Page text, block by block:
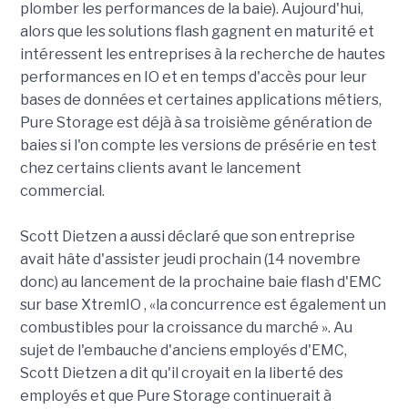
plomber les performances de la baie). Aujourd'hui,
alors que les solutions flash gagnent en maturité et
intéressent les entreprises à la recherche de hautes
performances en IO et en temps d'accès pour leur
bases de données et certaines applications métiers,
Pure Storage est déjà à sa troisième génération de
baies si l'on compte les versions de présérie en test
chez certains clients avant le lancement
commercial.
Scott Dietzen a aussi déclaré que son entreprise
avait hâte d'assister jeudi prochain (14 novembre
donc) au lancement de la prochaine baie flash d'EMC
sur base XtremIO , «la concurrence est également un
combustibles pour la croissance du marché ». Au
sujet de l'embauche d'anciens employés d'EMC,
Scott Dietzen a dit qu'il croyait en la liberté des
employés et que Pure Storage continuerait à